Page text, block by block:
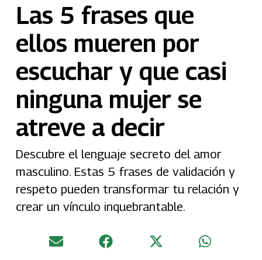
Las 5 frases que
ellos mueren por
escuchar y que casi
ninguna mujer se
atreve a decir
Descubre el lenguaje secreto del amor
masculino. Estas 5 frases de validación y
respeto pueden transformar tu relación y
crear un vínculo inquebrantable.